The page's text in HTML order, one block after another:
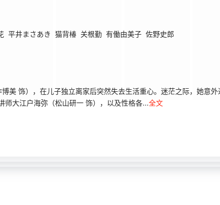
平井まさあき 猫背椿 关根勤 有働由美子 佐野史郎
美 饰），在儿子独立离家后突然失去生活重心。迷茫之际，她意外
师大江户海弥（松山研一 饰），以及性格各...全文